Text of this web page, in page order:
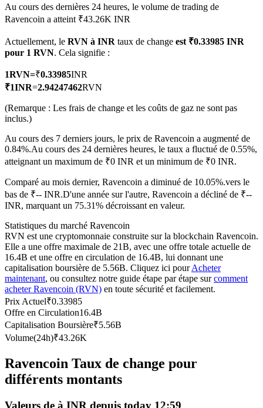
TradFi
Produits dérivés sur actions, forex, métaux précieux et matières
premières
Futures utilisant l'USDC comme garantie
Copie de Trading
Rejoignez les meilleurs traders
Au cours des dernières 24 heures, le volume de trading de
Ravencoin a atteint ₹43.26K INR
Actuellement, le RVN à INR taux de change est ₹0.33985 INR
pour 1 RVN. Cela signifie :
1RVN=₹0.33985INR
₹1INR=2.94247462RVN
(Remarque : Les frais de change et les coûts de gaz ne sont pas
inclus.)
Au cours des 7 derniers jours, le prix de Ravencoin a augmenté de
0.84%.Au cours des 24 dernières heures, le taux a fluctué de 0.55%,
atteignant un maximum de ₹0 INR et un minimum de ₹0 INR.
Comparé au mois dernier, Ravencoin a diminué de 10.05%.vers le
bas de ₹-- INR.D'une année sur l'autre, Ravencoin a décliné de ₹--
INR, marquant un 75.31% décroissant en valeur.
Statistiques du marché Ravencoin
RVN est une cryptomonnaie construite sur la blockchain Ravencoin.
Elle a une offre maximale de 21B, avec une offre totale actuelle de
16.4B et une offre en circulation de 16.4B, lui donnant une
capitalisation boursière de 5.56B. Cliquez ici pourAcheter
maintenant, ou consultez notre guide étape par étape surcomment
acheter Ravencoin (RVN) en toute sécurité et facilement.
Prix Actuel₹0.33985
Offre en Circulation16.4B
Capitalisation Boursière₹5.56B
Volume(24h)₹43.26K
Ravencoin Taux de change pour
différents montants
Valeurs de à INR depuis today 12:59